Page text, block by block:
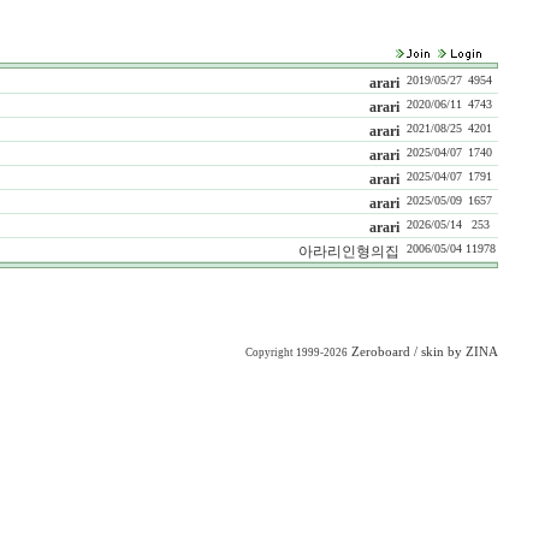
arari 2019/05/27 4954
arari 2020/06/11
4743
arari 2021/08/25 4201
arari 2025/04/07 1740
arari 2025/04/07 1791
arari 2025/05/09 1657
arari 2026/05/14
253
아라리인형의집 2006/05/04 11978
Copyright 1999-2026 Zeroboard / skin by ZINA